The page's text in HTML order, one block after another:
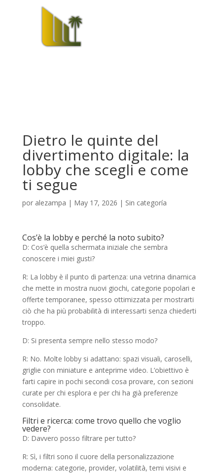
Dietro le quinte del
divertimento digitale: la
lobby che scegli e come
ti segue
por alezampa | May 17, 2026 | Sin categoría
Cos’è la lobby e perché la noto subito?
D: Cos’è quella schermata iniziale che sembra
conoscere i miei gusti?
R: La lobby è il punto di partenza: una vetrina dinamica
che mette in mostra nuovi giochi, categorie popolari e
offerte temporanee, spesso ottimizzata per mostrarti
ciò che ha più probabilità di interessarti senza chiederti
troppo.
D: Si presenta sempre nello stesso modo?
R: No. Molte lobby si adattano: spazi visuali, caroselli,
griglie con miniature e anteprime video. L’obiettivo è
farti capire in pochi secondi cosa provare, con sezioni
curate per chi esplora e per chi ha già preferenze
consolidate.
Filtri e ricerca: come trovo quello che voglio
vedere?
D: Davvero posso filtrare per tutto?
R: Sì, i filtri sono il cuore della personalizzazione
moderna: categorie, provider, volatilità, temi visivi e